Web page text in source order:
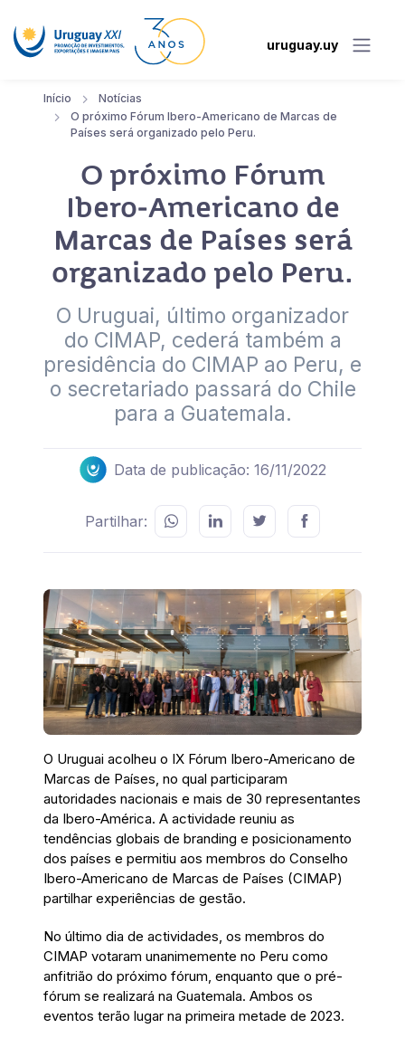
uruguay.uy
Início
Notícias
O próximo Fórum Ibero-Americano de Marcas de
Países será organizado pelo Peru.
O próximo Fórum
Ibero-Americano de
Marcas de Países será
organizado pelo Peru.
O Uruguai, último organizador
do CIMAP, cederá também a
presidência do CIMAP ao Peru, e
o secretariado passará do Chile
para a Guatemala.
Data de publicação: 16/11/2022
Partilhar:
O Uruguai acolheu o IX Fórum Ibero-Americano de
Marcas de Países, no qual participaram
autoridades nacionais e mais de 30 representantes
da Ibero-América. A actividade reuniu as
tendências globais de branding e posicionamento
dos países e permitiu aos membros do Conselho
Ibero-Americano de Marcas de Países (CIMAP)
partilhar experiências de gestão.
No último dia de actividades, os membros do
CIMAP votaram unanimemente no Peru como
anfitrião do próximo fórum, enquanto que o pré-
fórum se realizará na Guatemala. Ambos os
eventos terão lugar na primeira metade de 2023.